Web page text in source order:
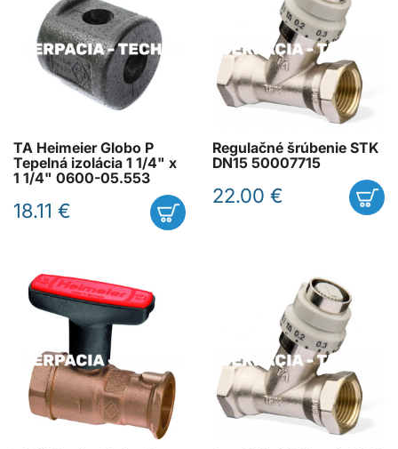
TA Heimeier Globo P
Tepelná izolácia 1 1/4" x
1 1/4" 0600-05.553
18.11 €
Regulačné šrúbenie STK
DN15 50007715
22.00 €